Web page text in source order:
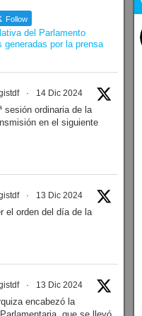
Follow
del Parlamento
por la prensa
· 14 Dic 2024
sesión ordinaria de la
en el siguiente
· 13 Dic 2024
el orden del día de la
· 13 Dic 2024
encabezó la